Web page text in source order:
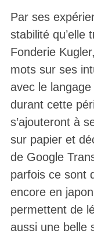
Par ses
stabilité qu’elle
Fonderie
mots sur ses
avec le langage
durant cette
s’ajouteront à
sur papier et
de Google
parfois ce sont
encore en
permettent de
aussi une belle